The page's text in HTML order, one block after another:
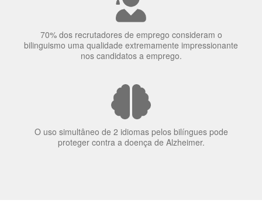
70% dos recrutadores de emprego consideram o
bilinguismo uma qualidade extremamente impressionante
O uso simultâneo de 2 idiomas pelos bilíngues pode
proteger contra a doença de Alzheimer.